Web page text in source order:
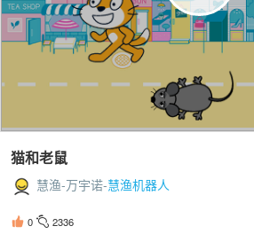
猫和老鼠
慧渔-万宇诺-慧渔机器人
0 2336